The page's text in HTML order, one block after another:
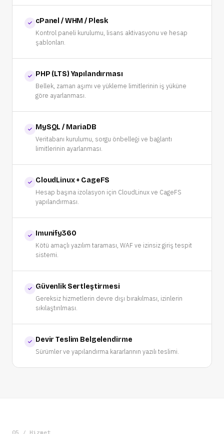
cPanel / WHM / Plesk
Kontrol paneli kurulumu, lisans aktivasyonu ve hesap
şablonları.
PHP (LTS) Yapılandırması
Bellek, zaman aşımı ve yükleme limitlerinin iş yüküne
göre ayarlanması.
MySQL / MariaDB
Veritabanı kurulumu, sorgu önbelleği ve bağlantı
limitlerinin ayarlanması.
CloudLinux + CageFS
Hesap başına izolasyon için CloudLinux ve CageFS
yapılandırması.
Imunify360
Kötü amaçlı yazılım taraması, WAF ve izinsiz giriş tespit
sistemi.
Güvenlik Sertleştirmesi
Gereksiz hizmetlerin devre dışı bırakılması, izinlerin
sıkılaştırılması.
Devir Teslim Belgelendirme
Sürümler ve yapılandırma kararlarının yazılı teslimi.
05 / Hizmet